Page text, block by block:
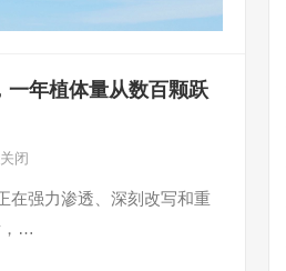
一年植体量从数百颗跃
闭
在强力渗透、深刻改写和重
，…